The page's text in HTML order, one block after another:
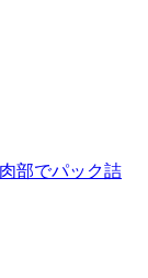
部でパック詰